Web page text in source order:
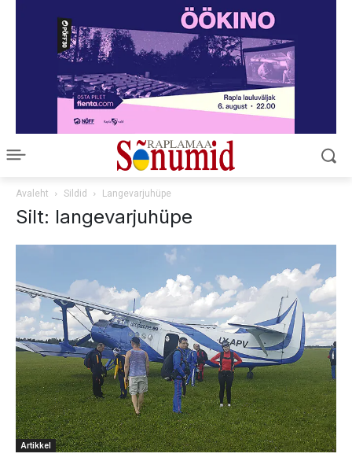
Avaleht Sildid Langevarjuhüpe
Silt: langevarjuhüpe
Artikkel